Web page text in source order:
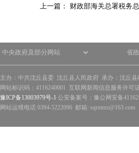
上一篇： 财政部海关总署税务
主办：中共沈丘县委 沈丘县人民政府 承办：沈丘县
网站标识码：4116240001 互联网新闻信息服务许可
豫ICP备13003979号-1 公安备案号：豫公网安备
网站运维电话 0394-5222096 邮箱: sqrmtzx@163.com